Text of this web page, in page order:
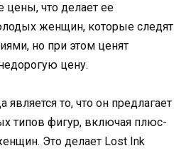
цены, что делает ее
женщин, которые следят
но при этом ценят
цену.
то, что он предлагает
типов фигур, включая плюс-
Это делает Lost Ink